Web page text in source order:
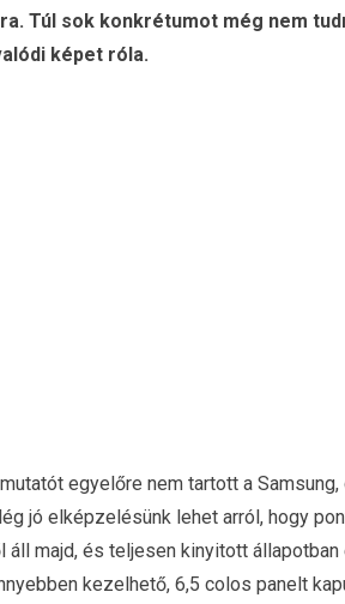
Túl sok konkrétumot még nem
képet róla.
egyelőre nem tartott a
jó elképzelésünk lehet arról, hogy
áll majd, és teljesen kinyitott
kezelhető, 6,5 colos panelt